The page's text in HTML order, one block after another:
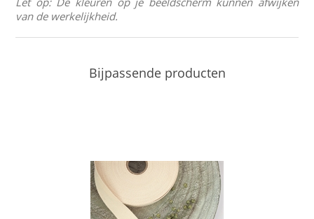
van de werkelijkheid.
Bijpassende producten